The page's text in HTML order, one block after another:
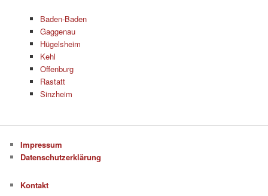
Baden-Baden
Gaggenau
Hügelsheim
Kehl
Offenburg
Rastatt
Sinzheim
Impressum
Datenschutzerklärung
Kontakt